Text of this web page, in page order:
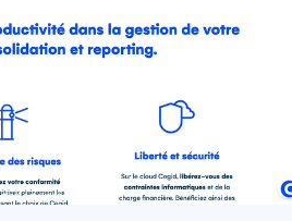
présentation